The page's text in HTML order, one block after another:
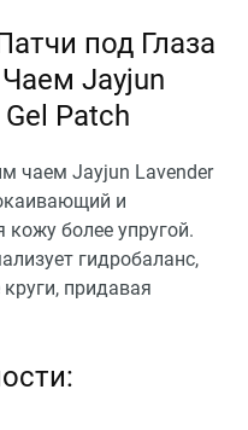
под Глаза
Jayjun
Patch
чаем Jayjun Lavender
и
более упругой.
гидробаланс,
придавая